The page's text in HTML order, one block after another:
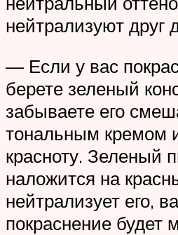
нейтрализуют друг
— Если у вас
берете зеленый
забываете его
тональным кремом
красноту. Зеленый
наложится на
нейтрализует его,
покраснение будет